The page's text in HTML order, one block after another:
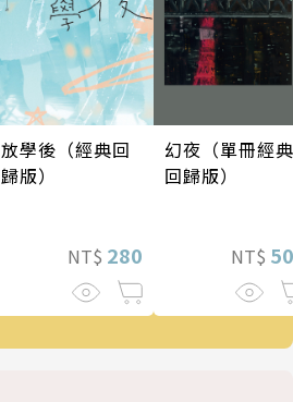
放學後（經典回
歸版）
NT$ 280
幻夜（單冊經典
回歸版）
NT$